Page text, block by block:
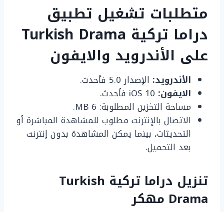
متطلبات تشغيل تطبيق
دراما تركية Turkish Drama
على الأندرويد والايفون
الأندرويد: الإصدار 5.0 فأحدث.
الايفون:
مساحة التخزين المطلوبة: 6 MB.
الاتصال بالإنترنت مطلوب للمشاهدة المباشرة أو
التحديثات، بينما يمكن المشاهدة بدون إنترنت
بعد التحميل.
تنزيل دراما تركية Turkish
Drama مهكر